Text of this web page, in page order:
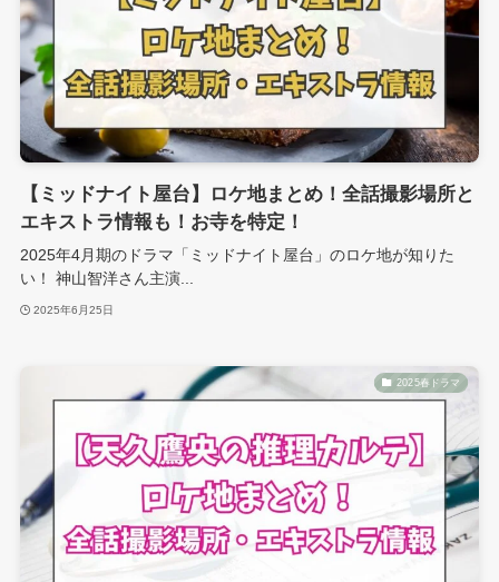
【ミッドナイト屋台】ロケ地まとめ！全話撮影場所と
エキストラ情報も！お寺を特定！
2025年4月期のドラマ「ミッドナイト屋台」のロケ地が知りた
い！ 神山智洋さん主演...
2025年6月25日
2025春ドラマ